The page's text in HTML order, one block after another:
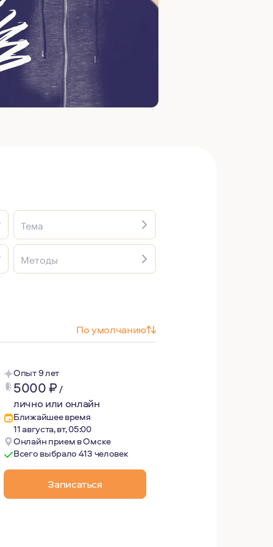
Тема
Методы
По умолчанию
Опыт 9 лет
5000₽/
лично или онлайн
Ближайшее время
11 августа, вт, 05:00
Онлайн прием в Омске
Всего выбрало 413 человек
Записаться
ответы на вопросы - почему люди ведут себя
будущее для человека возможно.